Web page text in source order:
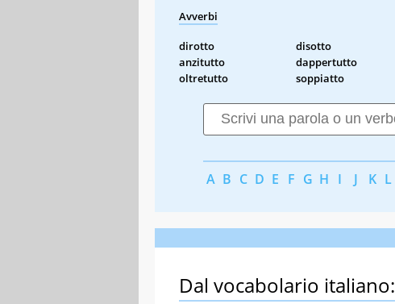
Avverbi
dirotto disotto
anzitutto
dappertutto
oltretutto
soppiatto
A B C D E F G H I J K L
Dal vocabolario italiano: